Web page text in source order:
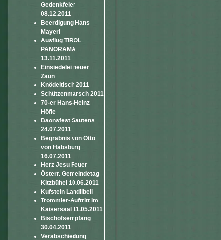
Gedenkfeier
08.12.2011
Beerdigung Hans
Mayerl
Ausflug TIROL
PANORAMA
13.11.2011
Einsiedelei neuer
Zaun
Knödeltisch 2011
Schützenmarsch 2011
70-er Hans-Heinz
Höfle
Baonsfest Sautens
24.07.2011
Begräbnis von Otto
von Habsburg
16.07.2011
Herz Jesu Feuer
Österr. Gemeindetag
Kitzbühel 10.06.2011
Kufstein Landlibell
Trommler-Auftritt im
Kaisersaal 11.05.2011
Bischofsempfang
30.04.2011
Verabschiedung